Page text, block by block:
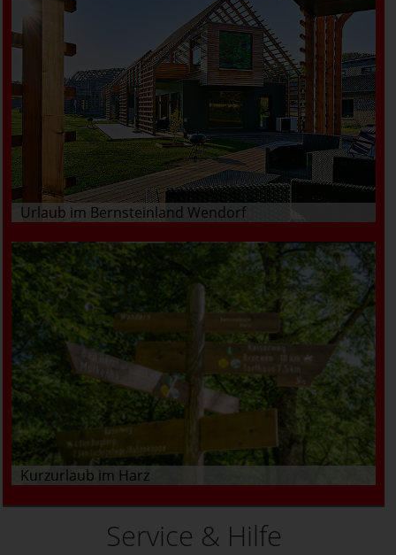
Urlaub im Bernsteinland Wendorf
Kurzurlaub im Harz
Service & Hilfe